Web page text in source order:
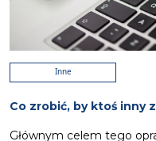
Inne
Co zrobić, by ktoś inny
Głównym celem tego